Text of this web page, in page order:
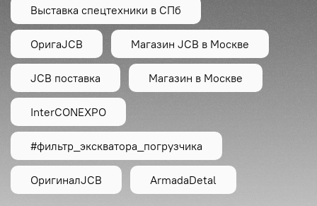
Выставка спецтехники в СПб
ОригаJCB Магазин JCB в Москве
JCB поставка Магазин в Москве
InterCONEXPO
#фильтр_экскватора_погрузчика
ОригиналJCB ArmadaDetal